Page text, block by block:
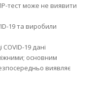
тест може не виявити
19 та виробили
19 дані
основним
виявляє